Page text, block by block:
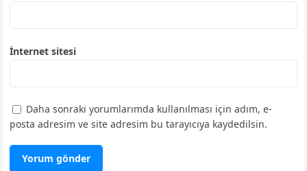
İnternet sitesi
Daha sonraki yorumlarımda kullanılması için adım, e-
posta adresim ve site adresim bu tarayıcıya kaydedilsin.